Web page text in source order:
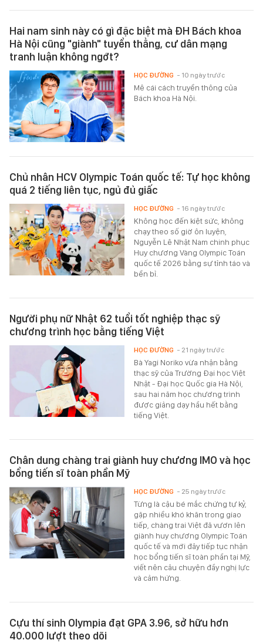
Hai nam sinh này có gì đặc biệt mà ĐH Bách khoa
Hà Nội cũng "giành" tuyển thẳng, cư dân mạng
tranh luận không ngớt?
Mê cái cách truyền thông của
Bách khoa Hà Nội.
HỌC ĐƯỜNG - 10 ngày trước
Chủ nhân HCV Olympic Toán quốc tế: Tự học không
quá 2 tiếng liên tục, ngủ đủ giấc
Không học đến kiệt sức, không
chạy theo số giờ ôn luyện,
Nguyễn Lê Nhật Nam chinh phục
Huy chương Vàng Olympic Toán
quốc tế 2026 bằng sự tỉnh táo và
bền bỉ.
HỌC ĐƯỜNG - 16 ngày trước
Người phụ nữ Nhật 62 tuổi tốt nghiệp thạc sỹ
chương trình học bằng tiếng Việt
Bà Yagi Noriko vừa nhận bằng
thạc sỹ của Trường Đại học Việt
Nhật - Đại học Quốc gia Hà Nội,
sau hai năm học chương trình
được giảng dạy hầu hết bằng
tiếng Việt.
HỌC ĐƯỜNG - 21 ngày trước
Chân dung chàng trai giành huy chương IMO và học
bổng tiến sĩ toàn phần Mỹ
Từng là cậu bé mắc chứng tự kỷ,
gặp nhiều khó khăn trong giao
tiếp, chàng trai Việt đã vươn lên
giành huy chương Olympic Toán
quốc tế và mới đây tiếp tục nhận
học bổng tiến sĩ toàn phần tại Mỹ,
viết nên câu chuyện đầy nghị lực
và cảm hứng.
HỌC ĐƯỜNG - 25 ngày trước
Cựu thí sinh Olympia đạt GPA 3.96, sở hữu hơn
40.000 lượt theo dõi